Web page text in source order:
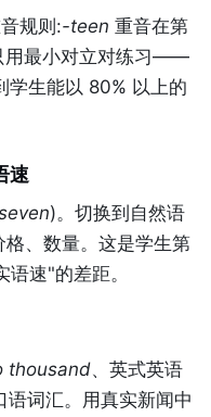
规则:-teen 重音在第
用最小对立对练习——
生能以 80% 以上的
速
)。切换到自然语
、数量。这是学生第
速"的差距。
thousand、英式英语
语词汇。用真实新闻中